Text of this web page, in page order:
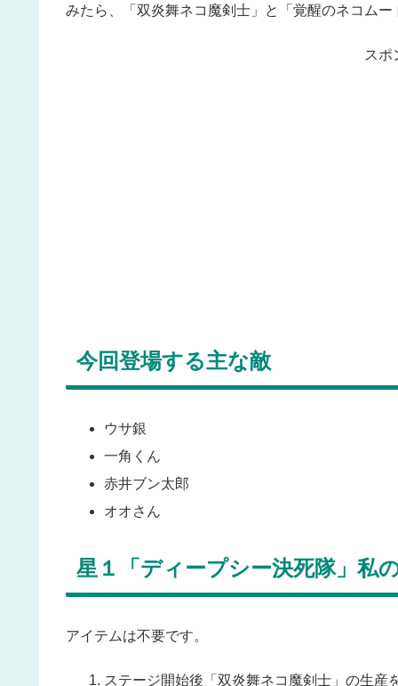
みたら、「双炎舞ネコ魔剣士」と「覚醒のネコム
スポ
今回登場する主な敵
ウサ銀
一角くん
赤井ブン太郎
オオさん
星１「ディープシー決死隊」私
アイテムは不要です。
ステージ開始後「双炎舞ネコ魔剣士」の生